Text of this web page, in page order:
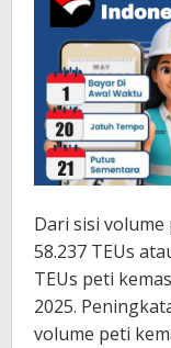
Dari sisi
58.237 TEUs
TEUs peti
2025.
volume peti